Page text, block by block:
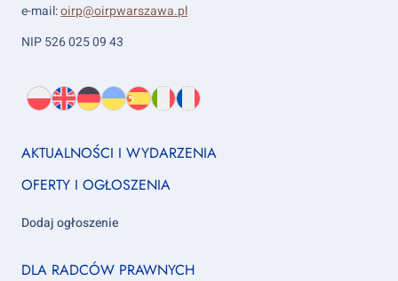
e-mail:oirp@oirpwarszawa.pl
NIP 526 025 09 43
Wybierz
język:
PL
O
EN
About
DE
About
UK
About
ES
About
IT
About
FR
About
Footer
1
AKTUALNOŚCI I WYDARZENIA
OFERTY I OGŁOSZENIA
Dodaj ogłoszenie
Footer
DLA RADCÓW PRAWNYCH